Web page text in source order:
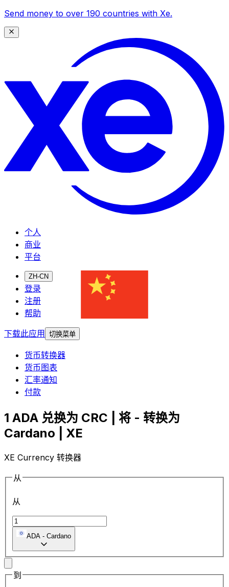
Send money to over 190 countries with Xe.
个人
商业
平台
ZH-CN
登录
注册
帮助
下载此应用
切换菜单
货币转换器
货币图表
汇率通知
付款
1 ADA 兑换为 CRC | 将 - 转换为
Cardano | XE
XE Currency 转换器
从
从
ADA - Cardano
到